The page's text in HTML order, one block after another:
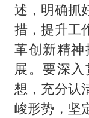
述，明确抓
措，提升工
革创新精
展。要深
想，充分认
峻形势，坚